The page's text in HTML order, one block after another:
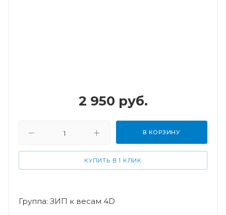
2 950 руб.
В КОРЗИНУ
КУПИТЬ В 1 КЛИК
Группа: ЗИП к весам 4D